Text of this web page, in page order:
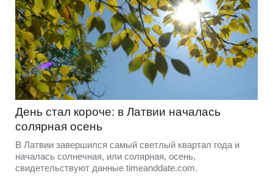
День стал короче: в Латвии началась
солярная осень
В Латвии завершился самый светлый квартал года и
началась солнечная, или солярная, осень,
свидетельствуют данные timeanddate.com.